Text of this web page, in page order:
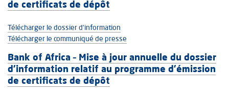
de certificats de dépôt
Télécharger le dossier d’information
Télécharger le communiqué de presse
Bank of Africa – Mise à jour annuelle du dossier
d’information relatif au programme d'émission
de certificats de dépôt